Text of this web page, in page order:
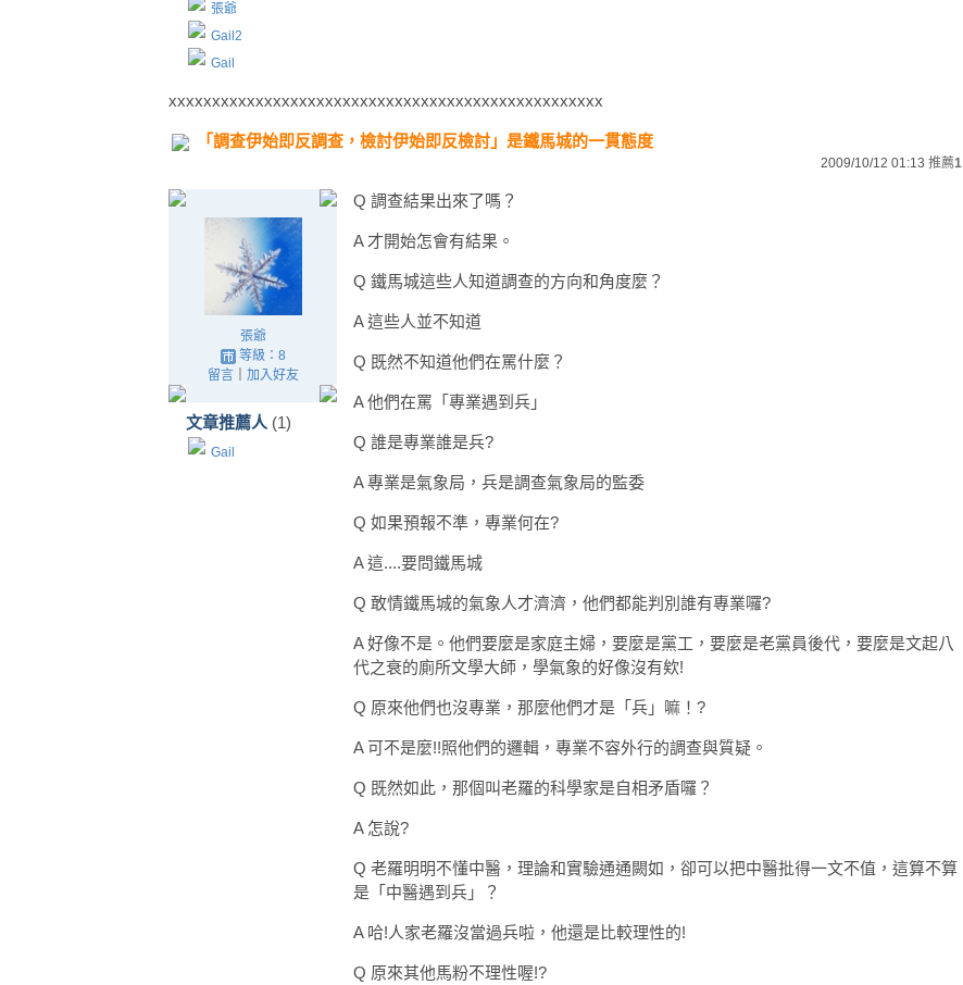
張爺
Gail2
Gail
xxxxxxxxxxxxxxxxxxxxxxxxxxxxxxxxxxxxxxxxxxxxxxxxxx
「調查伊始即反調查，檢討伊始即反檢討」是鐵馬城的一貫態度
2009/10/12 01:13 推薦1
張爺
等級：8
留言｜ 加入好友
文章推薦人 (1)
Gail
Q 調查結果出來了嗎？
A 才開始怎會有結果。
Q 鐵馬城這些人知道調查的方向和角度麼？
A 這些人並不知道
Q 既然不知道他們在罵什麼？
A 他們在罵「專業遇到兵」
Q 誰是專業誰是兵?
A 專業是氣象局，兵是調查氣象局的監委
Q 如果預報不準，專業何在?
A 這....要問鐵馬城
Q 敢情鐵馬城的氣象人才濟濟，他們都能判別誰有專業囉?
A 好像不是。他們要麼是家庭主婦，要麼是黨工，要麼是老黨員後代，要麼是文起八
代之衰的廁所文學大師，學氣象的好像沒有欸!
Q 原來他們也沒專業，那麼他們才是「兵」嘛！?
A 可不是麼!!照他們的邏輯，專業不容外行的調查與質疑。
Q 既然如此，那個叫老羅的科學家是自相矛盾囉？
A 怎說?
Q 老羅明明不懂中醫，理論和實驗通通闕如，卻可以把中醫批得一文不值，這算不算
是「中醫遇到兵」？
A 哈!人家老羅沒當過兵啦，他還是比較理性的!
Q 原來其他馬粉不理性喔!?